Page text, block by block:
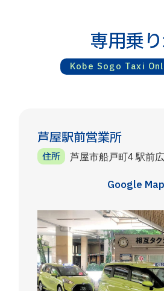
専用乗
Kobe Sogo Taxi
芦屋駅前営業所
住所 芦屋市船戸町4 駅前
Google